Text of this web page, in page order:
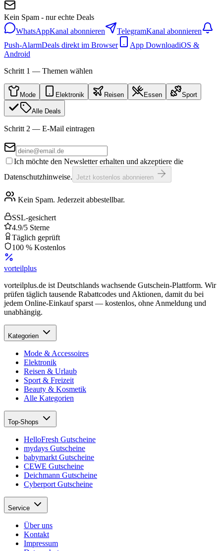
Kein Spam - nur echte Deals
WhatsAppKanal abonnieren TelegramKanal abonnieren
Push-AlarmDeals direkt im Browser App DownloadiOS &
Android
Schritt 1 — Themen wählen
Mode Elektronik Reisen Essen Sport
Alle Deals
Schritt 2 — E-Mail eintragen
Ich möchte den Newsletter erhalten und akzeptiere die
Datenschutzhinweise. Jetzt kostenlos abonnieren
Kein Spam. Jederzeit abbestellbar.
SSL-gesichert
4.9/5 Sterne
Täglich geprüft
100 % Kostenlos
vorteilplus
vorteilplus.de ist Deutschlands wachsende Gutschein-Plattform. Wir
prüfen täglich tausende Rabattcodes und Aktionen, damit du bei
jedem Online-Einkauf sparst — kostenlos, ohne Anmeldung und
unabhängig.
Kategorien
Mode & Accessoires
Elektronik
Reisen & Urlaub
Sport & Freizeit
Beauty & Kosmetik
Alle Kategorien
Top-Shops
HelloFresh Gutscheine
mydays Gutscheine
babymarkt Gutscheine
CEWE Gutscheine
Deichmann Gutscheine
Cyberport Gutscheine
Service
Über uns
Kontakt
Impressum